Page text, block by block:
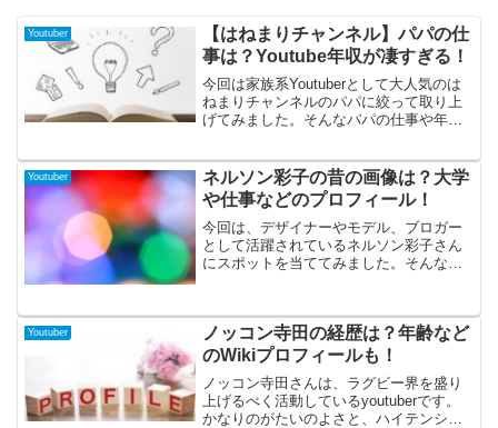
Youtuber
【はねまりチャンネル】パパの仕
事は？Youtube年収が凄すぎる！
今回は家族系Youtuberとして大人気のは
ねまりチャンネルのパパに絞って取り上
げてみました。そんなパパの仕事や年収
Youtuber
ネルソン彩子の昔の画像は？大学
や仕事などのプロフィール！
今回は、デザイナーやモデル、ブロガー
として活躍されているネルソン彩子さん
にスポットを当ててみました。そんなネ
3800人を超える登録者数を誇っていま
す。そこで今回はネルソン彩子のプロフ
ィールネルソン彩子の昔の画像ネルソン
彩子の仕事ネルソン彩子の大学といった
ところをまとめてみましたので、確認し
てみて下さい！
Youtuber
ノッコン寺田の経歴は？年齢など
のWikiプロフィールも！
ノッコン寺田さんは、ラグビー界を盛り
上げるべく活動しているyoutuberです。
かなりのがたいのよさと、ハイテンショ